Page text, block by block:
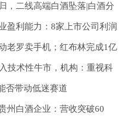
，二线高端白酒坠落|白酒分
盈利能力：8家上市公司利润
老罗卖手机；红布林完成1亿
等品牌均有新品发布｜氢消
技术性牛市，机构：重视科
控盘…
否带动低迷赛道
州白酒企业：营收突破60